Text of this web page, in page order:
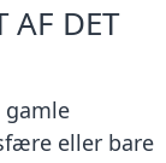
AF DET
gamle
eller bare